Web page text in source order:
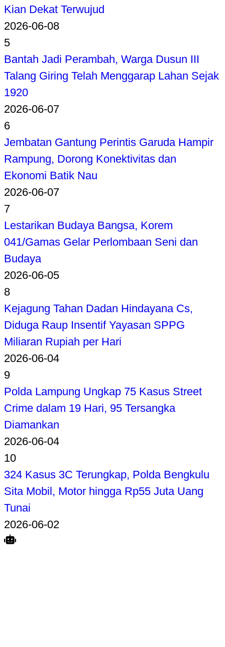
Kian Dekat Terwujud
2026-06-08
5
Bantah Jadi Perambah, Warga Dusun III
Talang Giring Telah Menggarap Lahan Sejak
1920
2026-06-07
6
Jembatan Gantung Perintis Garuda Hampir
Rampung, Dorong Konektivitas dan
Ekonomi Batik Nau
2026-06-07
7
Lestarikan Budaya Bangsa, Korem
041/Gamas Gelar Perlombaan Seni dan
Budaya
2026-06-05
8
Kejagung Tahan Dadan Hindayana Cs,
Diduga Raup Insentif Yayasan SPPG
Miliaran Rupiah per Hari
2026-06-04
9
Polda Lampung Ungkap 75 Kasus Street
Crime dalam 19 Hari, 95 Tersangka
Diamankan
2026-06-04
10
324 Kasus 3C Terungkap, Polda Bengkulu
Sita Mobil, Motor hingga Rp55 Juta Uang
Tunai
2026-06-02